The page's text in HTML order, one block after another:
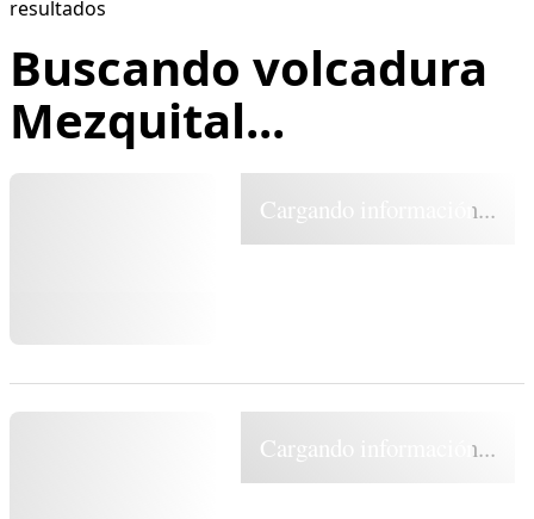
resultados
Buscando volcadura
Mezquital...
Cargando información...
Cargando información...